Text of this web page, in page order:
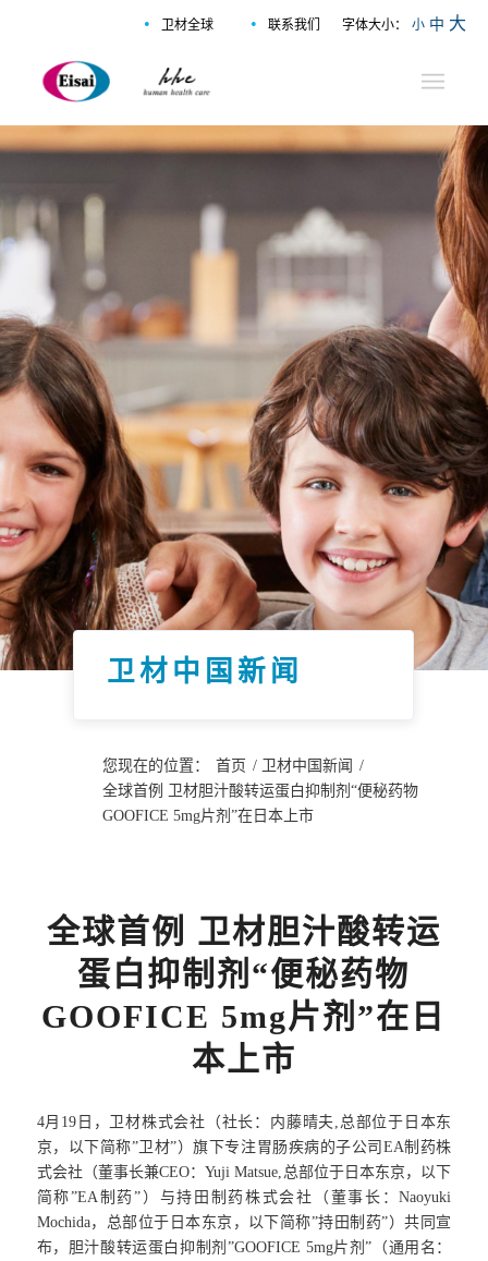
字体大小： 小 中 大
• 卫材全球 • 联系我们
卫材中国新闻
您现在的位置： 首页 / 卫材中国新闻 /
全球首例 卫材胆汁酸转运蛋白抑制剂“便秘药物
GOOFICE 5mg片剂”在日本上市
全球首例 卫材胆汁酸转运
蛋白抑制剂“便秘药物
GOOFICE 5mg片剂”在日
本上市
4月19日，卫材株式会社（社长：内藤晴夫,总部位于日本东
京，以下简称”卫材”）旗下专注胃肠疾病的子公司EA制药株
式会社（董事长兼CEO：Yuji Matsue,总部位于日本东京，以下
简称”EA制药”）与持田制药株式会社（董事长：Naoyuki
Mochida，总部位于日本东京，以下简称”持田制药”）共同宣
布，胆汁酸转运蛋白抑制剂”GOOFICE 5mg片剂”（通用名：